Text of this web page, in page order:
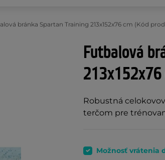
bránka Spartan Training 213x152x76 cm (Kód
Futbalová
213x152x76
Robustná
terčom pre
Možnosť vrátenia